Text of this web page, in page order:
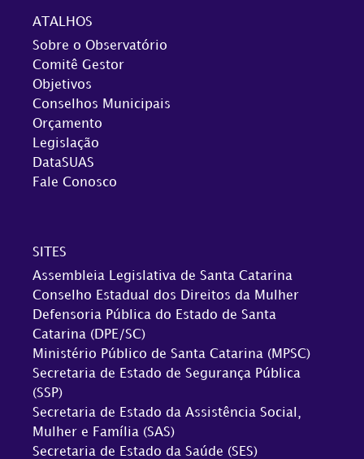
ATALHOS
Sobre o Observatório
Comitê Gestor
Objetivos
Conselhos Municipais
Orçamento
Legislação
DataSUAS
Fale Conosco
SITES
Assembleia Legislativa de Santa Catarina
Conselho Estadual dos Direitos da Mulher
Defensoria Pública do Estado de Santa
Catarina (DPE/SC)
Ministério Público de Santa Catarina (MPSC)
Secretaria de Estado de Segurança Pública
(SSP)
Secretaria de Estado da Assistência Social,
Mulher e Família (SAS)
Secretaria de Estado da Saúde (SES)